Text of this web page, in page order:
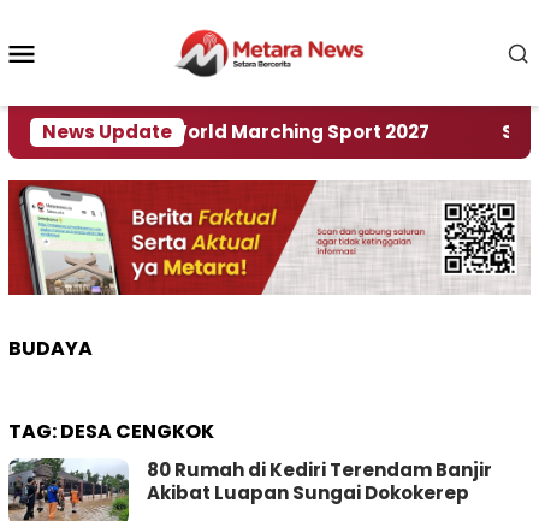
konten
News Update
Rumah World Marching Sport 2027 ‎Soal
BUDAYA
TAG:DESA CENGKOK
80 Rumah di Kediri Terendam Banjir
Akibat Luapan Sungai Dokokerep